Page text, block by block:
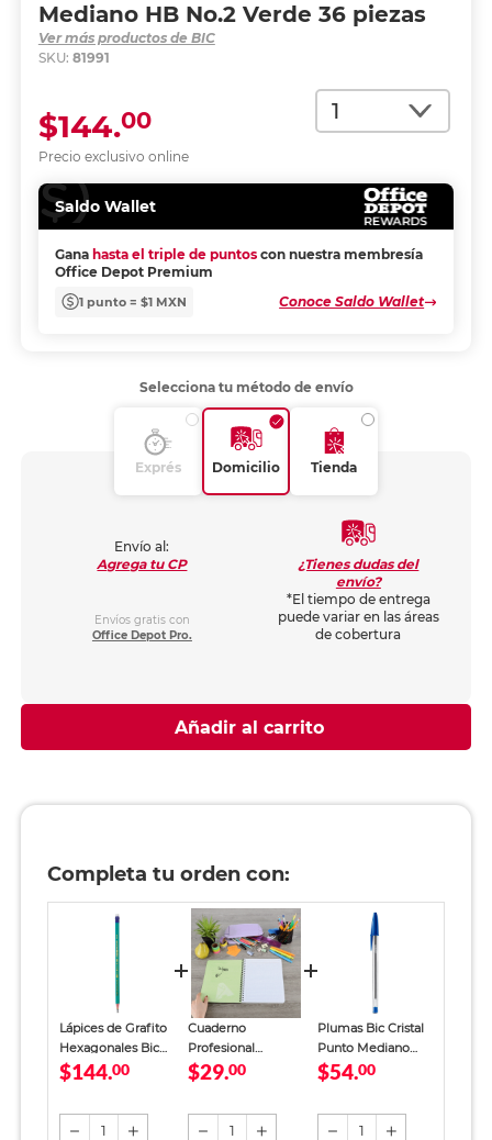
Mediano HB No.2 Verde 36 piezas
Ver más productos de BIC
SKU: 81991
Cantidad
Precio exclusivo online
$144.00
Saldo Wallet
Gana hasta el triple de puntos con nuestra membresía
Office Depot Premium
1 punto = $1 MXN Conoce Saldo Wallet
Selecciona tu método de envío
Exprés Domicilio Tienda
Envío al:
Agrega tu CP
Envíos gratis con
Office Depot Pro.
¿Tienes dudas del
envío?
*El tiempo de entrega
puede variar en las áreas
de cobertura
Añadir al carrito
Completa tu orden con:
Lápices de Grafito
Hexagonales Bic
Evolution y Plumas
piezas
$144.00
1
Cuaderno
Profesional
SkyBook Go Plus
$29.00
1
Plumas Bic Cristal
Punto Mediano
Tinta Azul 12 piezas
$54.00
1